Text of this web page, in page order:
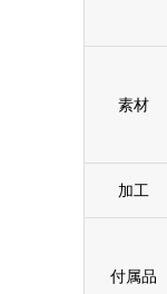
素材
加工
付属品